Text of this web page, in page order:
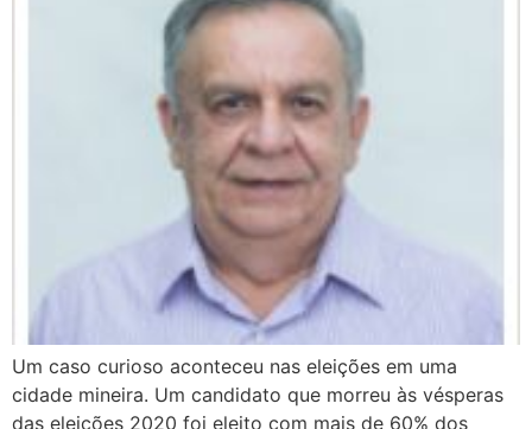
Um caso curioso aconteceu nas eleições em uma
cidade mineira. Um candidato que morreu às vésperas
das eleições 2020 foi eleito com mais de 60% dos